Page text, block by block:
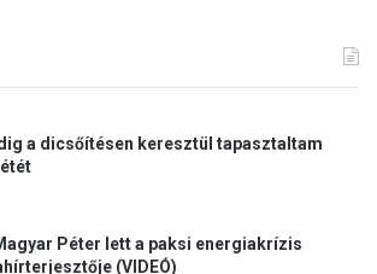
a dicsőítésen keresztül tapasztaltam
Péter lett a paksi energiakrízis
(VIDEÓ)